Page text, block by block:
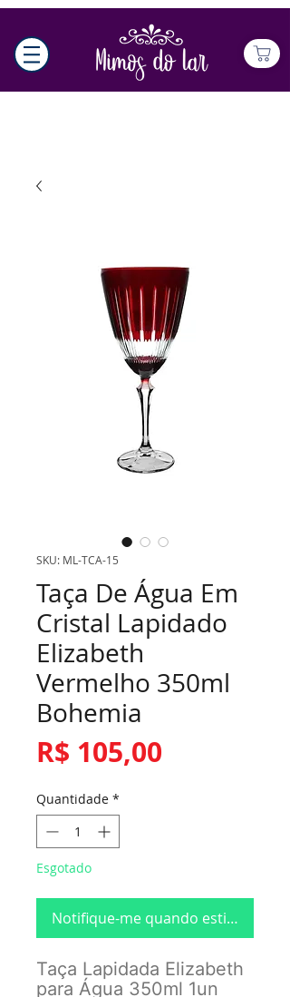
SKU: ML-TCA-15
Taça De Água Em
Cristal Lapidado
Elizabeth
Vermelho 350ml
Bohemia
R$ 105,00
Quantidade *
Esgotado
Notifique-me quando estiver
Taça Lapidada Elizabeth
para Água 350ml 1un